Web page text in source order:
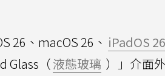
26、macOS 26、 iPadOS 26
Glass（液態玻璃 ）」介面